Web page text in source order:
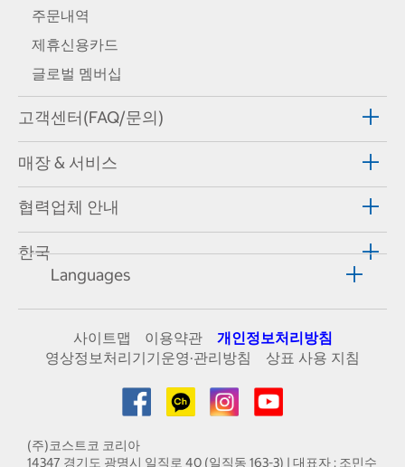
주문내역
제휴신용카드
글로벌 멤버십
고객센터(FAQ/문의)
매장 & 서비스
협력업체 안내
한국
Languages
사이트맵 이용약관
개인정보처리방침
영상정보처리기기운영·관리방침
상표 사용 지침
(주)코스트코 코리아
14347 경기도 광명시 일직로 40 (일직동 163-3) | 대표자 : 조민수